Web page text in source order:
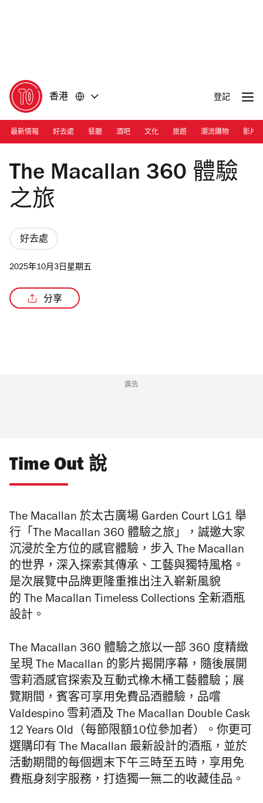
香港 登記
最新情報 好去處 餐廳 酒吧 文化 旅遊 潮流購物 影片
Photograph: Courtesy The Macallan
The Macallan 360 體驗
之旅
好去處
2025年10月3日星期五
分享
廣告
Time Out 說
The Macallan 於太古廣場 Garden Court LG1 舉
行「The Macallan 360 體驗之旅」，誠邀大家
沉浸於全方位的感官體驗，步入 The Macallan
的世界，深入探索其傳承、工藝與獨特風格。
是次展覽中品牌更隆重推出注入嶄新風貌
的 The Macallan Timeless Collections 全新酒瓶
設計。
The Macallan 360 體驗之旅以一部 360 度精緻
呈現 The Macallan 的影片揭開序幕，隨後展開
雪莉酒感官探索及互動式橡木桶工藝體驗； 展
覽期間，賓客可享用免費品酒體驗，品嚐
Valdespino 雪莉酒及 The Macallan Double Cask
12 Years Old（每節限額10位參加者）。 你更可
選購印有 The Macallan 最新設計的酒瓶， 並於
活動期間的每個週末下午三時至五時，享用免
費瓶身刻字服務，打造獨一無二的收藏佳品。